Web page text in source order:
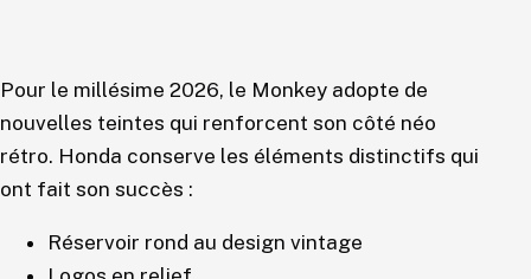
Pour le millésime 2026, le Monkey adopte de
nouvelles teintes qui renforcent son côté néo
rétro. Honda conserve les éléments distinctifs qui
ont fait son succès :
Réservoir rond au design vintage